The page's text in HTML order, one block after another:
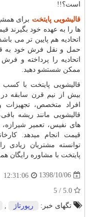
است؟!!
قالیشویی پایتخت برای
ها را به عهده خود بگیرند
اتحادیه هم پایین تر می
حمل و نقل فرش خود به
اتحادیه را پرداخته و
ممکن شستشو دهید.
قالیشویی پایتخت با کسب
بیش از نیم قرن سابقه در
افراد متخصص،
قالیشویی مانند ریشه
های نفیس، تعمیر
قیمت انجام میدهد.
توانسته مشتریان زیادی
پایتخت با مشاوره
1398/10/06
12:31:06
تگهای خبر:
رپورتاژ